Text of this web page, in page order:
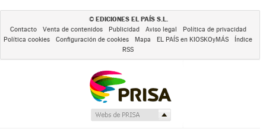
© EDICIONES EL PAÍS S.L.
Contacto Venta de contenidos Publicidad Aviso legal
Política de privacidad
Política cookies
Configuración de cookies Mapa EL PAÍS en KIOSKOyMÁS
Índice
RSS